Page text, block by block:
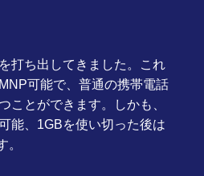
打ち出してきました。これ
可能で、普通の携帯電話
ことができます。しかも、
能、1GBを使い切った後は
。